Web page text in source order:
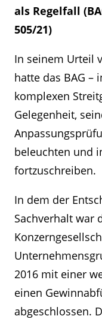
als Regelfall
505/21)
In seinem Urteil
hatte das BAG –
komplexen
Gelegenheit,
beleuchten und
fortzuschreiben.
In dem der
Sachverhalt war
2016 mit einer
einen
abgeschlossen.